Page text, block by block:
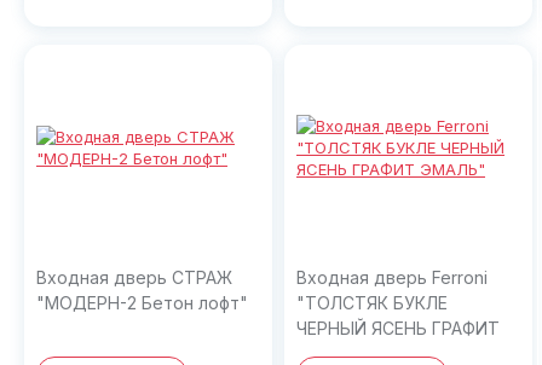
Входная дверь СТРАЖ
"МОДЕРН-2 Бетон лофт"
Входная дверь Ferroni
"ТОЛСТЯК БУКЛЕ
ЧЕРНЫЙ ЯСЕНЬ ГРАФИТ
ЭМАЛЬ"